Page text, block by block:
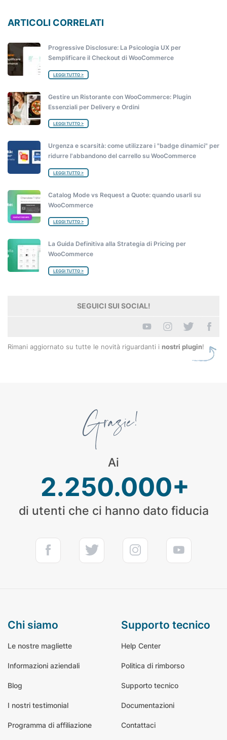
ARTICOLI CORRELATI
Progressive Disclosure: La Psicologia UX per
Semplificare il Checkout di WooCommerce
LEGGI TUTTO >
Gestire un Ristorante con WooCommerce: Plugin
Essenziali per Delivery e Ordini
LEGGI TUTTO >
Urgenza e scarsità: come utilizzare i "badge dinamici" per
ridurre l'abbandono del carrello su WooCommerce
LEGGI TUTTO >
Catalog Mode vs Request a Quote: quando usarli su
WooCommerce
LEGGI TUTTO >
La Guida Definitiva alla Strategia di Pricing per
WooCommerce
LEGGI TUTTO >
SEGUICI SUI SOCIAL!
Rimani aggiornato su tutte le novità riguardanti i nostri plugin!
Ai
2.250.000+
di utenti che ci hanno dato fiducia
chi siamo
Le nostre magliette
Informazioni aziendali
Blog
I nostri testimonial
Programma di affiliazione
supporto tecnico
Help Center
Politica di rimborso
Supporto tecnico
Documentazioni
Contattaci